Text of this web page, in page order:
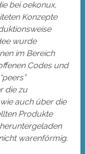
bei oekonux,
Konzepte
wurde
im Bereich
Codes und
die zu
auch über die
Produkte
warenförmig.